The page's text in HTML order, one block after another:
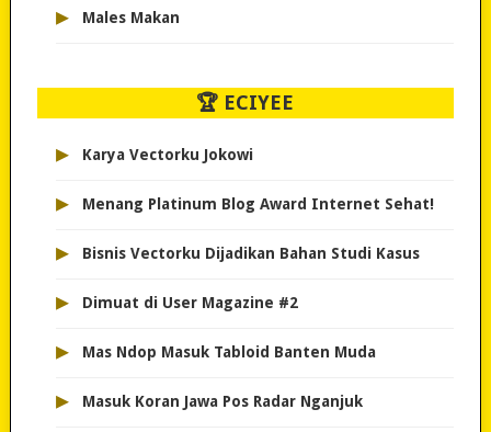
▸ Males Makan
🏆 ECIYEE
▸ Karya Vectorku Jokowi
▸ Menang Platinum Blog Award Internet Sehat!
▸ Bisnis Vectorku Dijadikan Bahan Studi Kasus
▸ Dimuat di User Magazine #2
▸ Mas Ndop Masuk Tabloid Banten Muda
▸ Masuk Koran Jawa Pos Radar Nganjuk